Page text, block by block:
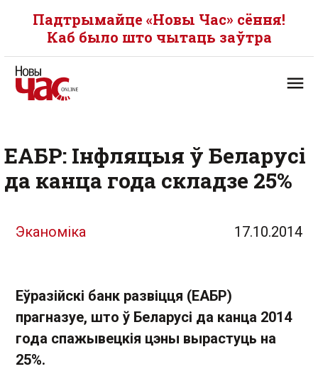
Падтрымайце «Новы Час» сёння!
Каб было што чытаць заўтра
ЕАБР: Інфляцыя ў Беларусі
да канца года складзе 25%
Эканоміка 17.10.2014
Еўразійскі банк развіцця (ЕАБР)
прагназуе, што ў Беларусі да канца 2014
года спажывецкія цэны вырастуць на
25%.